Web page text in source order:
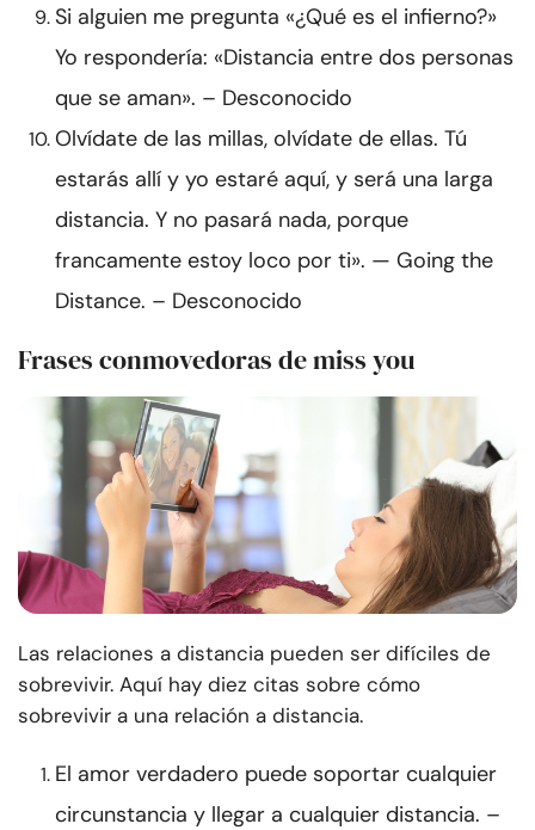
Si alguien me pregunta «¿Qué es el infierno?»
Yo respondería: «Distancia entre dos personas
que se aman». – Desconocido
Olvídate de las millas, olvídate de ellas. Tú
estarás allí y yo estaré aquí, y será una larga
distancia. Y no pasará nada, porque
francamente estoy loco por ti». — Going the
Distance. – Desconocido
Frases conmovedoras de miss you
Las relaciones a distancia pueden ser difíciles de
sobrevivir. Aquí hay diez citas sobre cómo
sobrevivir a una relación a distancia.
El amor verdadero puede soportar cualquier
circunstancia y llegar a cualquier distancia. –